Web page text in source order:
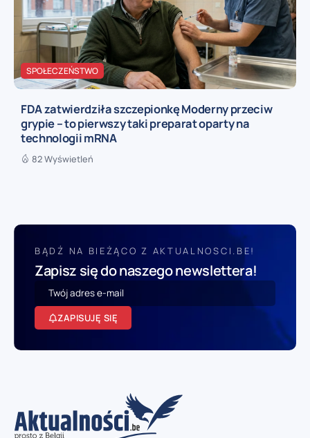
SPOŁECZEŃSTWO
FDA zatwierdziła szczepionkę Moderny przeciw
grypie – to pierwszy taki preparat oparty na
technologii mRNA
82 Wyświetleń
BĄDŹ NA BIEŻĄCO Z AKTUALNOSCI.BE!
Zapisz się do naszego newslettera!
ZAPISUJĘ SIĘ